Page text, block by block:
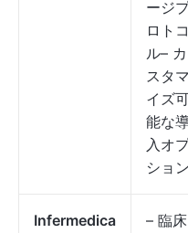
ージ
ロトコ
ル– カ
スタマ
イズ
能な
入オ
ション
Infermedica
– 臨床